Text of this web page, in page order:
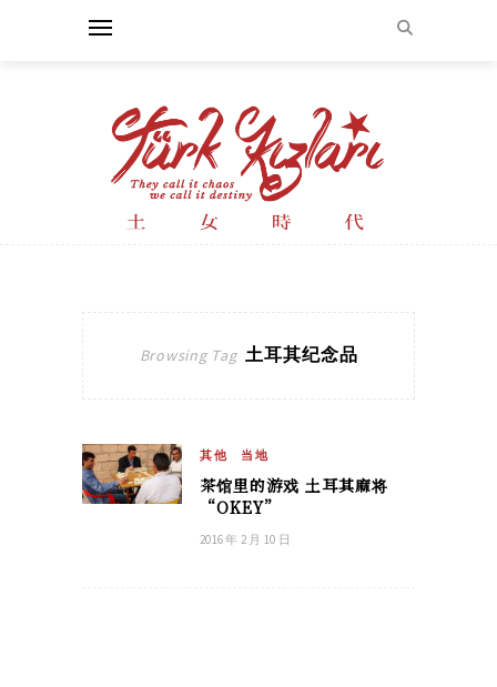
Browsing Tag 土耳其纪念品
其他 当地
茶馆里的游戏 土耳其麻将
“OKEY”
2016 年 2 月 10 日